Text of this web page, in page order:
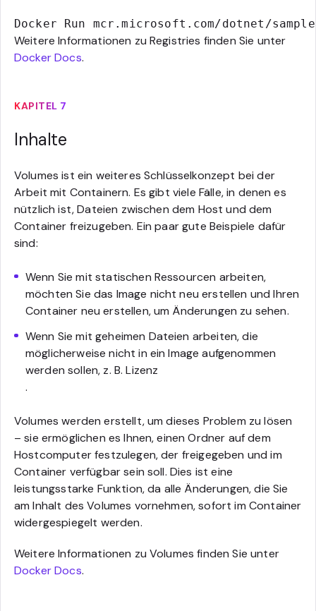
Docker Run mcr.microsoft.com/dotnet/
Weitere Informationen zu Registries finden Sie unter
Docker Docs.
KAPITEL 7
Inhalte
Volumes ist ein weiteres Schlüsselkonzept bei der
Arbeit mit Containern. Es gibt viele Fälle, in denen es
nützlich ist, Dateien zwischen dem Host und dem
Container freizugeben. Ein paar gute Beispiele dafür
sind:
Wenn Sie mit statischen Ressourcen arbeiten,
möchten Sie das Image nicht neu erstellen und Ihren
Container neu erstellen, um Änderungen zu sehen.
Wenn Sie mit geheimen Dateien arbeiten, die
möglicherweise nicht in ein Image aufgenommen
werden sollen, z. B. Lizenz
.
Volumes werden erstellt, um dieses Problem zu lösen
– sie ermöglichen es Ihnen, einen Ordner auf dem
Hostcomputer festzulegen, der freigegeben und im
Container verfügbar sein soll. Dies ist eine
leistungsstarke Funktion, da alle Änderungen, die Sie
am Inhalt des Volumes vornehmen, sofort im Container
widergespiegelt werden.
Weitere Informationen zu Volumes finden Sie unter
Docker Docs.